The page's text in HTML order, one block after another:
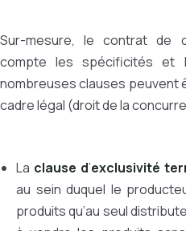
Sur-mesure, le contrat de
compte les spécificités et
nombreuses clauses peuvent
cadre légal (droit de la
La clause d’exclusivité
au sein duquel le
produits qu’au seul